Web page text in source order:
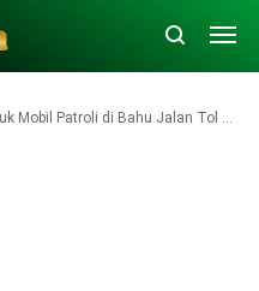
Patroli di Bahu Jalan Tol Surabaya-Mojokerto